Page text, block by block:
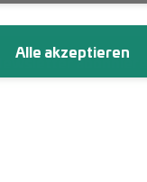
Newsletter abonnieren
Alle akzeptieren